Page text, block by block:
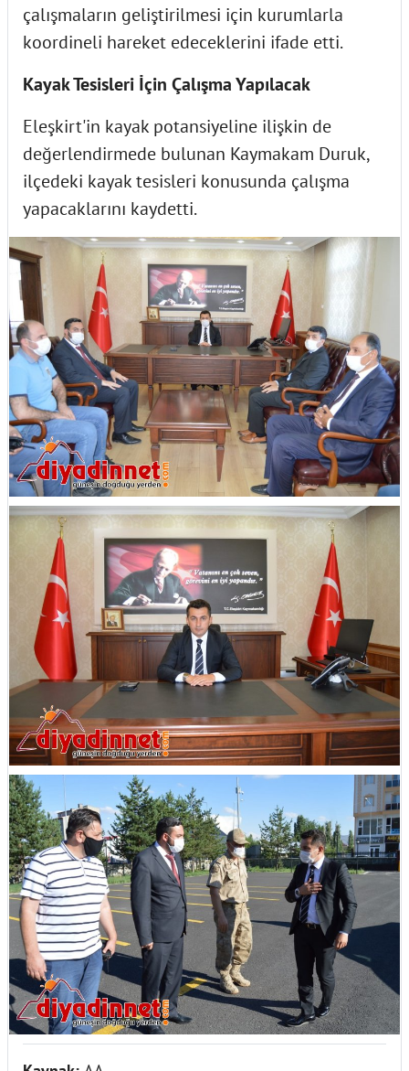
çalışmaların geliştirilmesi için kurumlarla
koordineli hareket edeceklerini ifade etti.
Kayak Tesisleri İçin Çalışma Yapılacak
Eleşkirt'in kayak potansiyeline ilişkin de
değerlendirmede bulunan Kaymakam Duruk,
ilçedeki kayak tesisleri konusunda çalışma
yapacaklarını kaydetti.